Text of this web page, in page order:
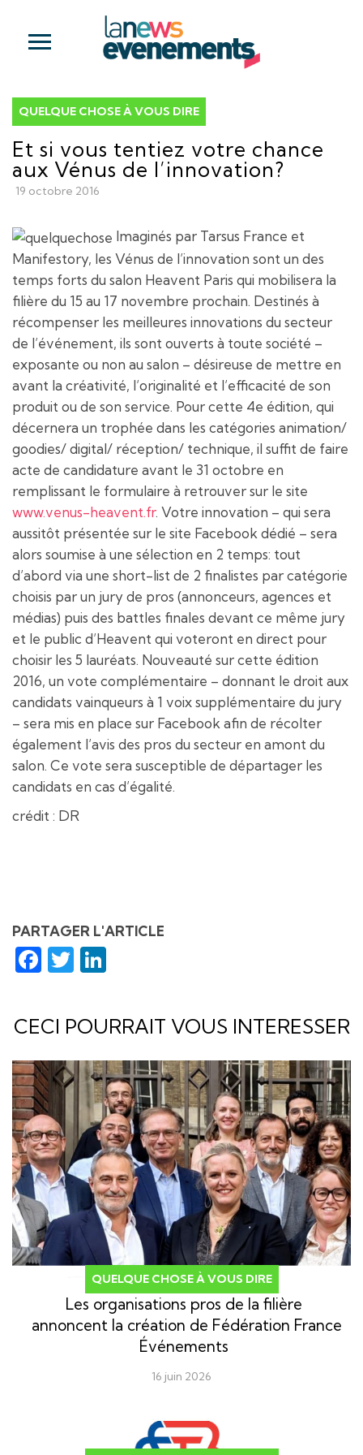
QUELQUE CHOSE À VOUS DIRE
Et si vous tentiez votre chance
aux Vénus de l’innovation?
19 octobre 2016
Imaginés par Tarsus France et
Manifestory, les Vénus de l’innovation sont un des
temps forts du salon Heavent Paris qui mobilisera la
filière du 15 au 17 novembre prochain. Destinés à
récompenser les meilleures innovations du secteur
de l’événement, ils sont ouverts à toute société –
exposante ou non au salon – désireuse de mettre en
avant la créativité, l’originalité et l’efficacité de son
produit ou de son service. Pour cette 4e édition, qui
décernera un trophée dans les catégories animation/
goodies/ digital/ réception/ technique, il suffit de faire
acte de candidature avant le 31 octobre en
remplissant le formulaire à retrouver sur le site
www.venus-heavent.fr. Votre innovation – qui sera
aussitôt présentée sur le site Facebook dédié – sera
alors soumise à une sélection en 2 temps: tout
d’abord via une short-list de 2 finalistes par catégorie
choisis par un jury de pros (annonceurs, agences et
médias) puis des battles finales devant ce même jury
et le public d’Heavent qui voteront en direct pour
choisir les 5 lauréats. Nouveauté sur cette édition
2016, un vote complémentaire – donnant le droit aux
candidats vainqueurs à 1 voix supplémentaire du jury
– sera mis en place sur Facebook afin de récolter
également l’avis des pros du secteur en amont du
salon. Ce vote sera susceptible de départager les
candidats en cas d’égalité.
crédit : DR
PARTAGER L'ARTICLE
Facebook
Twitter
CECI POURRAIT VOUS INTERESSER
QUELQUE CHOSE À VOUS DIRE
Les organisations pros de la filière
annoncent la création de Fédération France
Événements
16 juin 2026